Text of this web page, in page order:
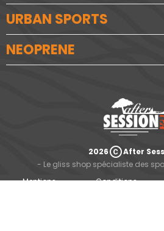
URBAN SPORTS
NEOPRENE
2026copyrightAfter
- Le gliss shop spécialiste des
Mentions
Conditions